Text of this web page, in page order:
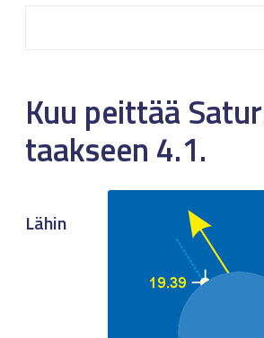
Kuu peittää
taakseen 4.1.
Lähin